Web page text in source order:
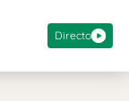
Directo